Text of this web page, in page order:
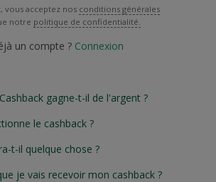
vous acceptez nos conditions générales
notre politique de confidentialité.
un compte ? Connexion
gagne-t-il de l'argent ?
le cashback ?
t-il quelque chose ?
je vais recevoir mon cashback ?